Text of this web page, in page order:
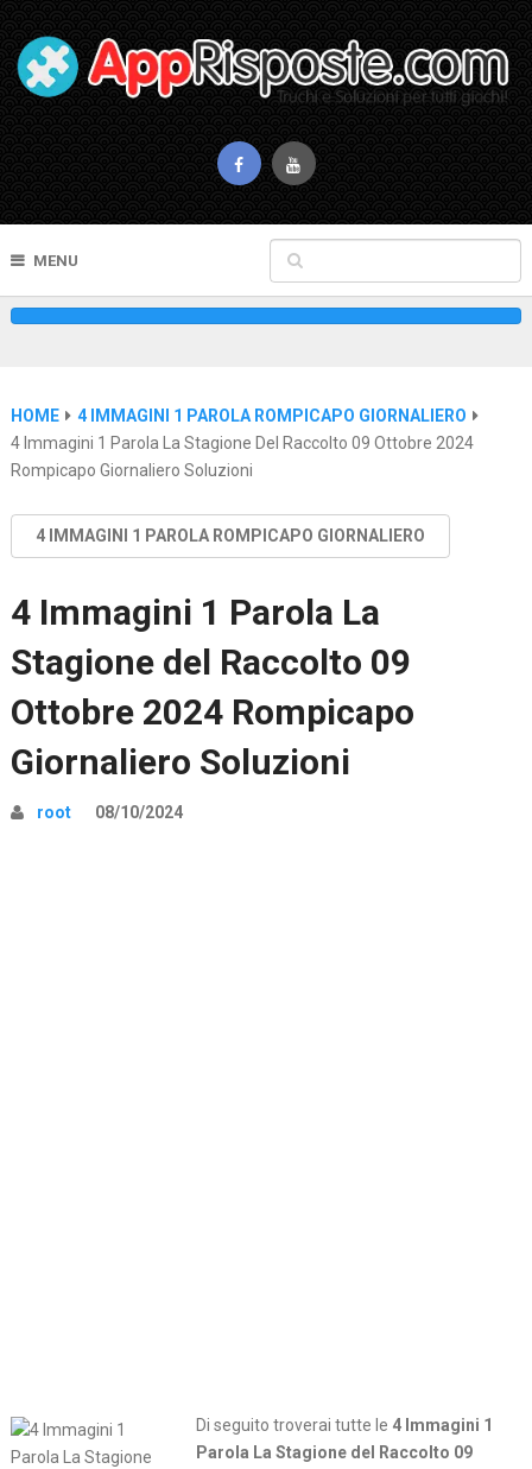
MENU
HOME
4 IMMAGINI 1 PAROLA ROMPICAPO GIORNALIERO
4 Immagini 1 Parola La Stagione Del Raccolto 09 Ottobre 2024
Rompicapo Giornaliero Soluzioni
4 IMMAGINI 1 PAROLA ROMPICAPO GIORNALIERO
4 Immagini 1 Parola La
Stagione del Raccolto 09
Ottobre 2024 Rompicapo
Giornaliero Soluzioni
root 08/10/2024
Di seguito troverai tutte le 4 Immagini 1
Parola La Stagione del Raccolto 09